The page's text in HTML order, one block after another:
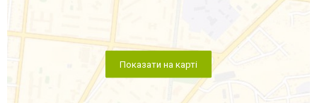
Показати на карті